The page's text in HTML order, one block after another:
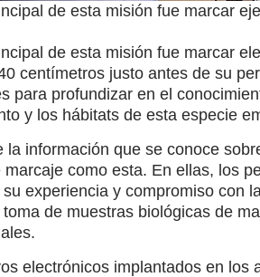
de esta misión fue marcar
de esta misión fue marcar
centímetros justo antes de su
para profundizar en el
y los hábitats de esta especie
la información que se conoce
marcaje como esta. En ellas, los
experiencia y compromiso con
de muestras biológicas de
electrónicos implantados en los